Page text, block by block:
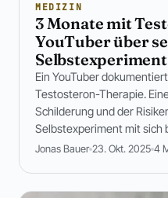
MEDIZIN
3 Monate mit
YouTuber über
Ein YouTuber
Testosteron-Therapie.
Schilderung und der
Selbstexperiment mit sich
Jonas Bauer 23. Okt. 2025 4